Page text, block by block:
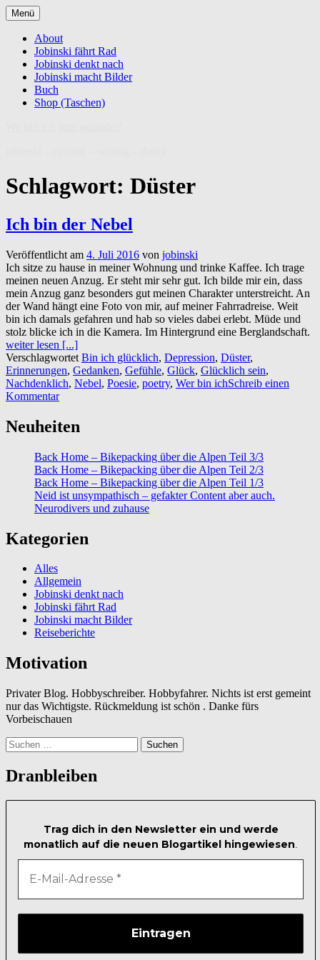
Zum
Inhalt
springen
Menü
About
Jobinski fährt Rad
Jobinski denkt nach
Jobinski macht Bilder
Buch
Shop (Taschen)
Schlagwort: Düster
Ich bin der Nebel
Veröffentlicht am 4. Juli 2016 von jobinski
Ich sitze zu hause in meiner Wohnung und trinke Kaffee. Ich trage
meinen neuen Anzug. Er steht mir sehr gut. Ich bilde mir ein, dass
mein Anzug ganz besonders gut meinen Charakter unterstreicht. An
der Wand hängt eine Foto von mir, auf meiner Fahrradreise. Weit
bin ich damals gefahren und hab so vieles dabei erlebt. Müde und
stolz blicke ich in die Kamera. Im Hintergrund eine Berglandschaft.
weiter lesen [...]
Verschlagwortet Bin ich glücklich, Depression, Düster,
Erinnerungen, Gedanken, Gefühle, Glück, Glücklich sein,
Nachdenklich, Nebel, Poesie, poetry, Wer bin ichSchreib einen
Kommentar
Neuheiten
Back Home – Bikepacking über die Alpen Teil 3/3
Back Home – Bikepacking über die Alpen Teil 2/3
Back Home – Bikepacking über die Alpen Teil 1/3
Neid ist unsympathisch – gefakter Content aber auch.
Neurodivers und zuhause
Kategorien
Alles
Allgemein
Jobinski denkt nach
Jobinski fährt Rad
Jobinski macht Bilder
Reiseberichte
Motivation
Privater Blog. Hobbyschreiber. Hobbyfahrer. Nichts ist erst gemeint
nur das Wichtigste. Rückmeldung ist schön . Danke fürs
Vorbeischauen
Suchen
nach:
Dranbleiben
Trag dich in den Newsletter ein und werde
monatlich auf die neuen Blogartikel hingewiesen.